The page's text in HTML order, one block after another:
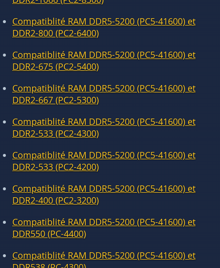
Compatiblité RAM DDR5-5200 (PC5-41600) et
DDR2-800 (PC2-6400)
Compatiblité RAM DDR5-5200 (PC5-41600) et
DDR2-675 (PC2-5400)
Compatiblité RAM DDR5-5200 (PC5-41600) et
DDR2-667 (PC2-5300)
Compatiblité RAM DDR5-5200 (PC5-41600) et
DDR2-533 (PC2-4300)
Compatiblité RAM DDR5-5200 (PC5-41600) et
DDR2-533 (PC2-4200)
Compatiblité RAM DDR5-5200 (PC5-41600) et
DDR2-400 (PC2-3200)
Compatiblité RAM DDR5-5200 (PC5-41600) et
DDR550 (PC-4400)
Compatiblité RAM DDR5-5200 (PC5-41600) et